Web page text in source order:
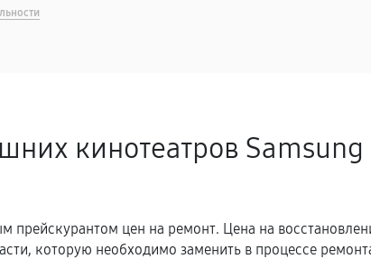
кинотеатров
цен на ремонт. Цена на
которую необходимо заменить в процессе